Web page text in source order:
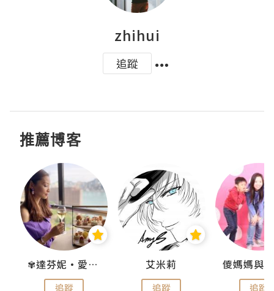
zhihui
追蹤
推薦博客
✾達芬妮•愛孩子•愛生活✾
追蹤
艾米莉
追蹤 追蹤